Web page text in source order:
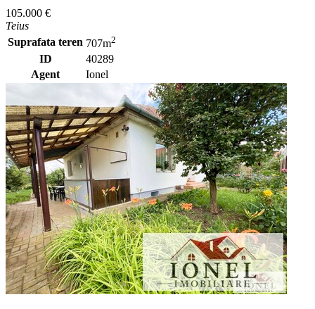
105.000 €
Teius
Suprafata teren 707m2
ID
40289
Agent
Ionel